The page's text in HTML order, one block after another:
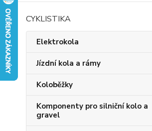
CYKLISTIKA
Elektrokola
Jízdní kola a rámy
Koloběžky
Komponenty pro silniční kolo a
gravel